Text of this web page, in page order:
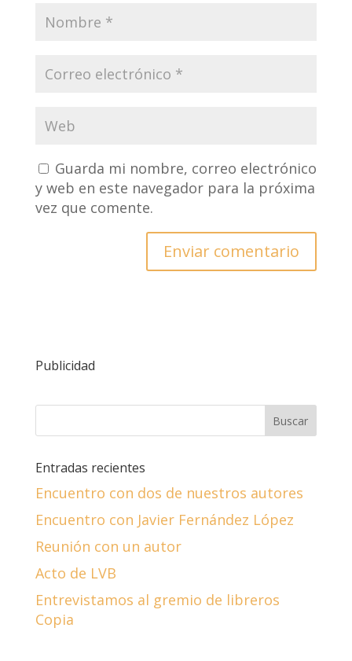
Guarda mi nombre, correo electrónico
y web en este navegador para la próxima
vez que comente.
Publicidad
Entradas recientes
Encuentro con dos de nuestros autores
Encuentro con Javier Fernández López
Reunión con un autor
Acto de LVB
Entrevistamos al gremio de libreros
Copia